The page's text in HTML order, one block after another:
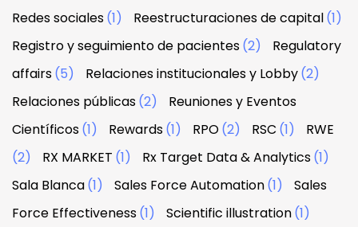
Redes sociales(1) Reestructuraciones de capital(1)
Registro y seguimiento de pacientes(2)
Regulatory
affairs(5) Relaciones institucionales y Lobby(2)
Relaciones públicas(2)
Reuniones y Eventos
Científicos(1) Rewards(1) RPO(2) RSC (1)
RWE
(2)
RX MARKET (1) Rx Target Data & Analytics(1)
Sala Blanca(1) Sales Force Automation(1)
Sales
Force Effectiveness(1) Scientific illustration(1)